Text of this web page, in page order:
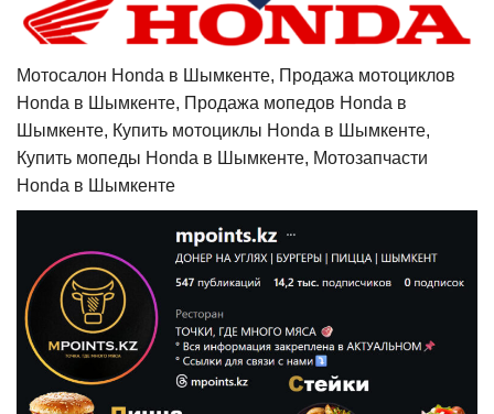
Мотосалон Honda в Шымкенте, Продажа мотоциклов
Honda в Шымкенте, Продажа мопедов Honda в
Шымкенте, Купить мотоциклы Honda в Шымкенте,
Купить мопеды Honda в Шымкенте, Мотозапчасти
Honda в Шымкенте